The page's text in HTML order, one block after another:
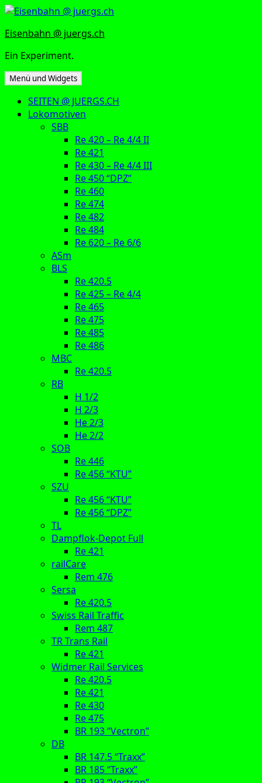
Zum
springen
Eisenbahn @ juergs.ch
Ein Experiment.
Menü und Widgets
SEITEN @ JUERGS.CH
Lokomotiven
SBB
Re 420 – Re 4/4 II
Re 421
Re 430 – Re 4/4 III
Re 450 “DPZ”
Re 460
Re 474
Re 482
Re 484
Re 620 – Re 6/6
ASm
BLS
Re 420.5
Re 425 – Re 4/4
Re 465
Re 475
Re 485
Re 486
MBC
Re 420.5
RB
H 1/2
H 2/3
He 2/3
He 2/2
SOB
Re 446
Re 456 “KTU”
SZU
Re 456 “KTU”
Re 456 “DPZ”
TL
Dampflok-Depot Full
Re 421
railCare
Rem 476
Sersa
Re 420.5
Swiss Rail Traffic
Rem 487
TR Trans Rail
Re 421
Widmer Rail Services
Re 420.5
Re 421
Re 430
Re 475
BR 193 “Vectron”
DB
BR 147.5 “Traxx”
BR 185 “Traxx”